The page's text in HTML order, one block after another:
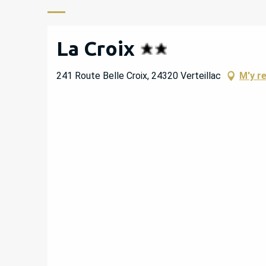
La Croix
241 Route Belle Croix, 24320 Verteillac M'y